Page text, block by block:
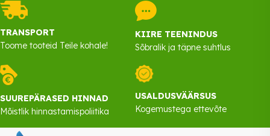
TRANSPORT
Toome tooteid Teile kohale!
KIIRE TEENINDUS
Sõbralik ja täpne suhtlus
SUUREPÄRASED HINNAD
Mõistlik hinnastamispoliitika
USALDUSVÄÄRSUS
Kogemustega ettevõte